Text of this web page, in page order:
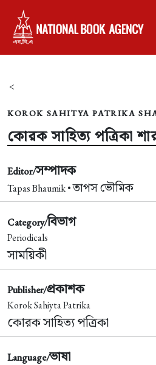
<
KOROK SAHITYA PATRIKA
কোরক সাহিত্য পত্রিকা
Editor/সম্পাদক
Tapas Bhaumik •তাপস ভৌমিক
Category/বিভাগ
Periodicals
সাময়িকী
Publisher/প্রকাশক
Korok Sahiyta Patrika
কোরক সাহিত্য পত্রিকা
Language/ভাষা